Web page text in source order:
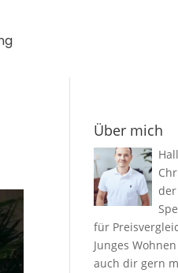
Über mich
der
für
Junges
auch dir gern